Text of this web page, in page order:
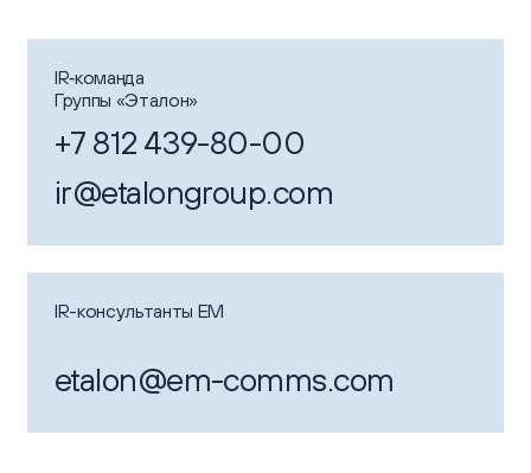
IR‑команда
Группы «Эталон»
+7 812 439-80-00
ir@etalongroup.com
IR-консультанты EM
etalon@em-comms.com